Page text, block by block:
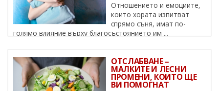
Отношението и емоциите,
които хората изпитват
спрямо съня, имат по-
голямо влияние върху благосъстоянието им ...
ОТСЛАБВАНЕ –
МАЛКИТЕ И ЛЕСНИ
ПРОМЕНИ, КОИТО ЩЕ
ВИ ПОМОГНАТ